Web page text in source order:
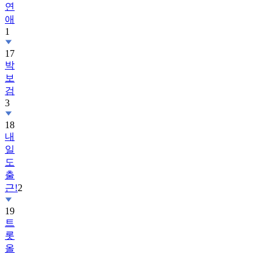
연
애
1
17
박
보
검
3
18
내
일
도
출
근!2
19
트
롯
올